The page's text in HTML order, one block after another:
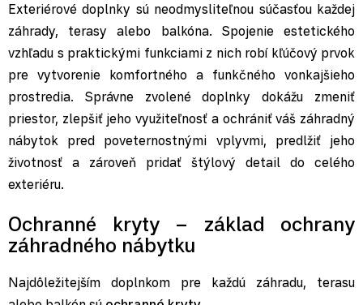
Exteriérové doplnky sú neodmysliteľnou súčasťou každej
záhrady, terasy alebo balkóna. Spojenie estetického
vzhľadu s praktickými funkciami z nich robí kľúčový prvok
pre vytvorenie komfortného a funkčného vonkajšieho
prostredia. Správne zvolené doplnky dokážu zmeniť
priestor, zlepšiť jeho využiteľnosť a ochrániť váš záhradný
nábytok pred poveternostnými vplyvmi, predlžiť jeho
životnosť a zároveň pridať štýlový detail do celého
exteriéru.
Ochranné kryty – základ ochrany
záhradného nábytku
Najdôležitejším doplnkom pre každú záhradu, terasu